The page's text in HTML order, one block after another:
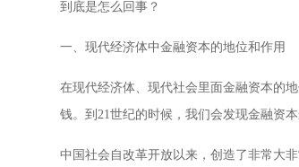
到底是怎么回事？
一、现代经济体中金融资本的地位和作用
在现代经济体、现代社会里面金融资本的
钱。到21世纪的时候，我们会发现金融资
中国社会自改革开放以来，创造了非常大